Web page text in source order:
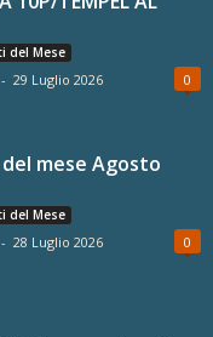
del Mese
- 29 Luglio 2026 0
mese Agosto
del Mese
- 28 Luglio 2026 0